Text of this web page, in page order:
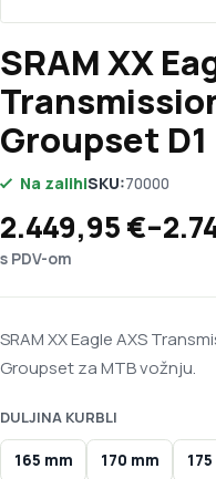
SRAM XX
Groupset D1
Na zalihiSKU:70000
2.449,95€–
Raspon
s PDV-om
SRAM XX Eagle AXS
Groupset za MTB vožnju.
DULJINA KURBLI
165 mm 170 mm